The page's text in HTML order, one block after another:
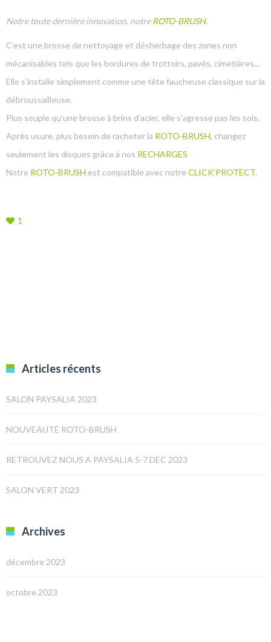
Notre toute dernière innovation, notreROTO-BRUSH.
C’est une brosse de nettoyage et désherbage des zones non
mécanisables tels que les bordures de trottoirs, pavés, cimetières…
Elle s’installe simplement comme une tête faucheuse classique sur la
débroussailleuse.
Plus souple qu’une brosse à brins d’acier, elle s’agresse pas les sols.
Après usure, plus besoin de racheter la ROTO-BRUSH, changez
seulement les disques grâce à nos RECHARGES
Notre ROTO-BRUSH est compatible avec notre CLICK’PROTECT.
1
Articles récents
SALON PAYSALIA 2023
NOUVEAUTÉ ROTO-BRUSH
RETROUVEZ NOUS A PAYSALIA 5-7 DEC 2023
SALON VERT 2023
Archives
décembre 2023
octobre 2023